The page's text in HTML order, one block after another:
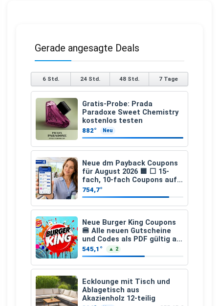
Gerade angesagte Deals
6 Std. 24 Std. 48 Std. 7 Tage
Gratis-Probe: Prada
Paradoxe Sweet Chemistry
kostenlos testen
882° Neu
Neue dm Payback Coupons
für August 2026 🟦 ⬜ 15-
fach, 10-fach Coupons auf
den gesamten Einkauf ab 2
€
754,7°
Neue Burger King Coupons
🍔 Alle neuen Gutscheine
und Codes als PDF gültig ab
25.07.2026 bis 04.09.2026
545,1° ▲ 2
Ecklounge mit Tisch und
Ablagetisch aus
Akazienholz 12-teilig